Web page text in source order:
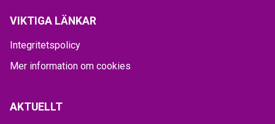
VIKTIGA LÄNKAR
Integritetspolicy
Mer information om cookies
AKTUELLT